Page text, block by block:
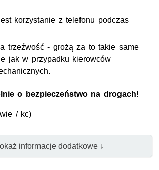
korzystanie z telefonu podczas
trzeźwość - grożą za to takie same
jak w przypadku kierowców
o bezpieczeństwo na drogach!
/ kc)
informacje dodatkowe ↓